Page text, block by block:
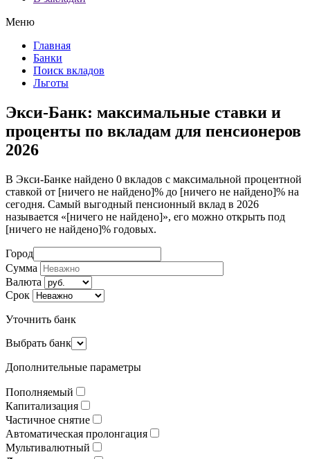
Меню
Главная
Банки
Поиск вкладов
Льготы
Экси-Банк: максимальные ставки и
проценты по вкладам для пенсионеров
2026
В Экси-Банке найдено 0 вкладов с максимальной процентной
ставкой от [ничего не найдено]% до [ничего не найдено]% на
сегодня. Самый выгодный пенсионный вклад в 2026
называется «[ничего не найдено]», его можно открыть под
[ничего не найдено]% годовых.
Город
Сумма
Валюта
Срок
Уточнить банк
Выбрать банк
Дополнительные параметры
Пополняемый
Капитализация
Частичное снятие
Автоматическая пролонгация
Мультивалютный